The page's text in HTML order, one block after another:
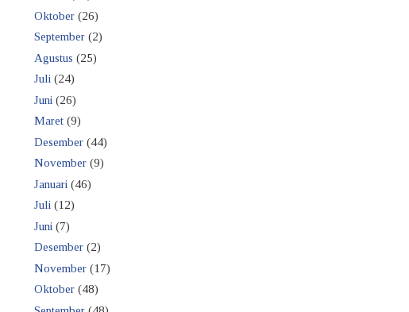
Oktober (26)
September (2)
Agustus (25)
Juli (24)
Juni (26)
Maret (9)
Desember (44)
November (9)
Januari (46)
Juli (12)
Juni (7)
Desember (2)
November (17)
Oktober (48)